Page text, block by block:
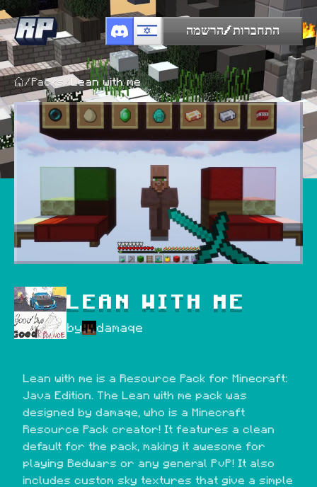
התחברות/הרשמה
/ Packs / Lean with me
LEAN WITH ME
by damaqe
Lean with me is a Resource Pack for Minecraft:
Java Edition. The Lean with me pack was
designed by damaqe, who is a Minecraft
Resource Pack creator! It features a clean
default for the pack, making it awesome for
playing Bedwars or any general PvP! It also
includes custom sky textures that give a simple